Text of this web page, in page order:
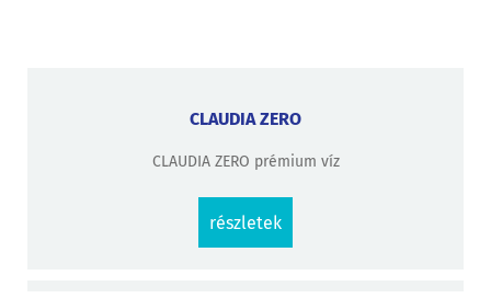
CLAUDIA ZERO
CLAUDIA ZERO prémium víz
részletek